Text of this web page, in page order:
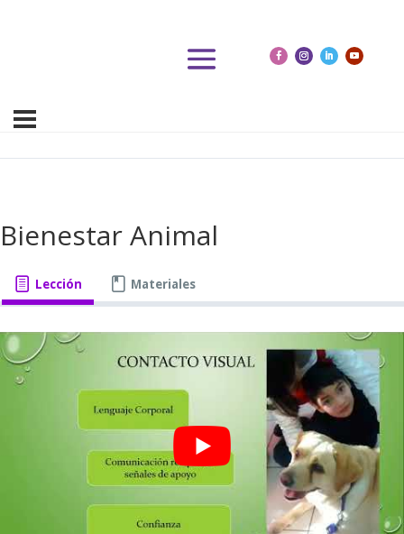
Bienestar Animal
Lección Materiales